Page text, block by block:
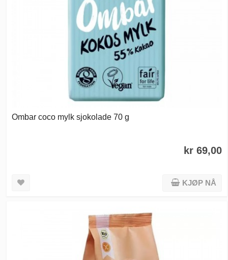
Ombar coco mylk sjokolade 70 g
kr 69,00
KJØP NÅ